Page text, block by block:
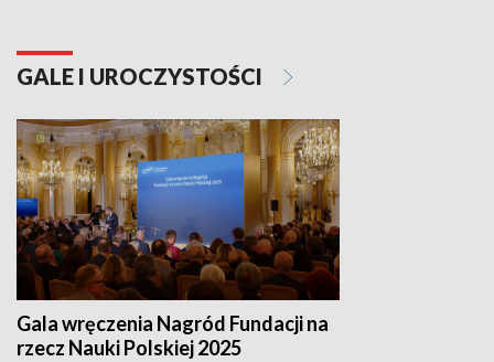
GALE I UROCZYSTOŚCI
Gala wręczenia Nagród Fundacji na
rzecz Nauki Polskiej 2025